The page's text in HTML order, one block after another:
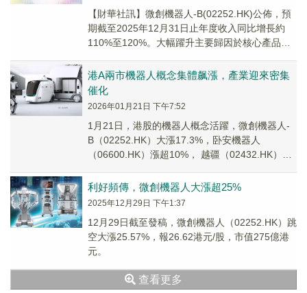
【財華社訊】微創機器人-B(02252.HK)公佈，預
期截至2025年12月31日止年度收入同比增長約
110%至120%。大幅躍升主要歸因於核心產品圖
港A兩市機器人概念集體飙漲，產業迎來密集
催化
2026年01月21日 下午7:52
1月21日，港股的機器人概念活躍，微創機器人-
B（02252.HK）大漲17.3%，卧安機器人
（06600.HK）漲超10%， 越疆（02432.HK）漲
利好頻傳，微創機器人大漲超25%
2025年12月29日 下午1:37
12月29日截至發稿，微創機器人（02252.HK）跳
空大漲25.57%，報26.62港元/股，市值275億港
元。
查看更多